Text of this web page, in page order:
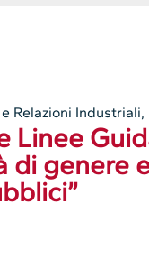
e Relazioni Industriali,
Linee
genere